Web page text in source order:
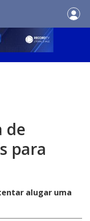
de
para
alugar uma